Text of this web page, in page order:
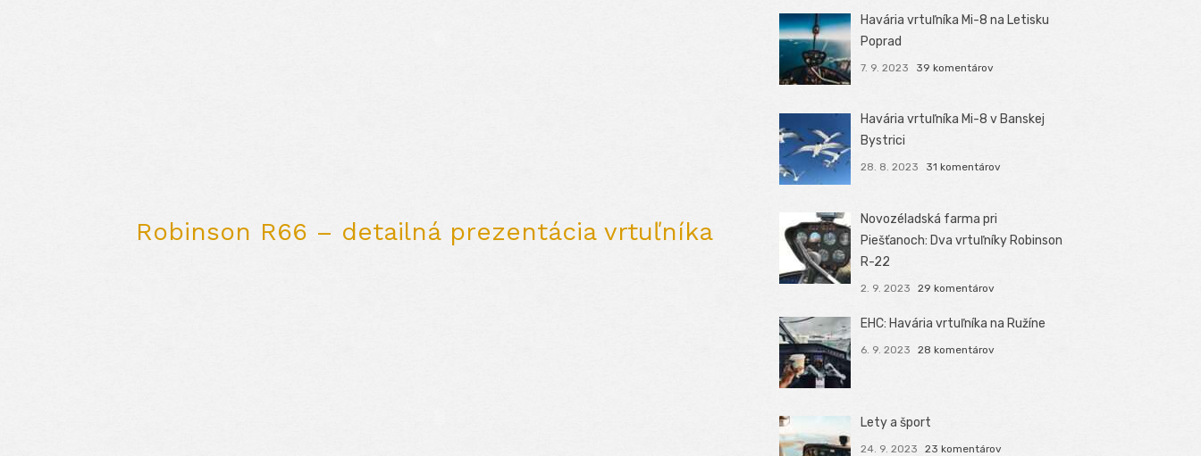
Robinson R66 – detailná prezentácia vrtuľníka
Havária vrtuľníka Mi-8 na Letisku
Poprad
7. 9. 2023 39 komentárov
Havária vrtuľníka Mi-8 v Banskej
Bystrici
28. 8. 2023 31 komentárov
Novozéladská farma pri
Piešťanoch: Dva vrtuľníky Robinson
R-22
2. 9. 2023 29 komentárov
EHC: Havária vrtuľníka na Ružíne
6. 9. 2023 28 komentárov
Lety a šport
24. 9. 2023 23 komentárov